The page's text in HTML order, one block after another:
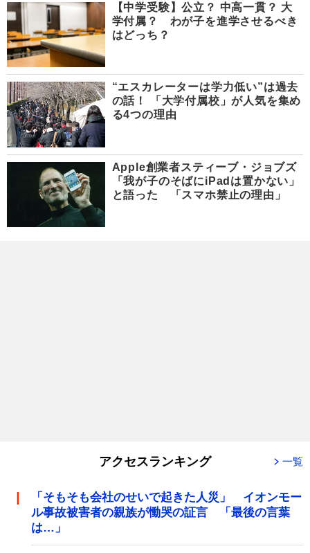
【中学受験】公立？ 中高一貫？ 大
学付属？ わが子を進学させるべき
はどっち？
“エスカレーターは学力低い”は過去
の話！ 「大学付属校」が人気を集め
る4つの理由
Apple創業者スティーブ・ジョブズ
「我が子のそばにiPadは置かない」
と語った 「スマホ禁止の理由」
アクセスランキング 一覧
「そもそも会社のせいで起きた人災」 イオンモー
ル事故被害者の親族が慟哭の証言 「最後の言葉
は…」